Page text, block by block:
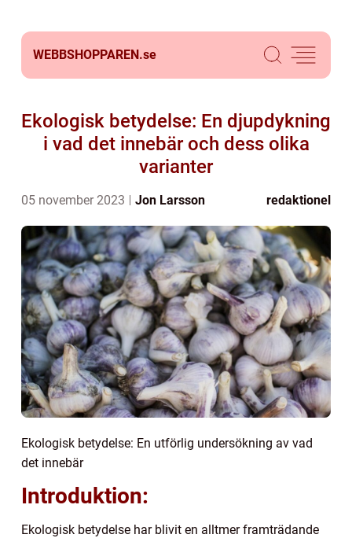
WEBBSHOPPAREN.se
Ekologisk betydelse: En djupdykning
i vad det innebär och dess olika
varianter
05 november 2023 Jon Larsson redaktionel
Ekologisk betydelse: En utförlig undersökning av vad
det innebär
Introduktion:
Ekologisk betydelse har blivit en alltmer framträdande